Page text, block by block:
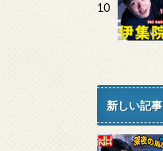
10
新しい記事